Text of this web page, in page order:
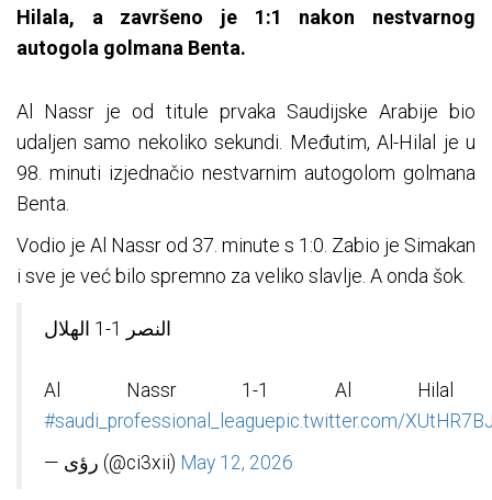
Hilala, a završeno je 1:1 nakon nestvarnog
autogola golmana Benta.
Al Nassr je od titule prvaka Saudijske Arabije bio
udaljen samo nekoliko sekundi. Međutim, Al-Hilal je u
98. minuti izjednačio nestvarnim autogolom golmana
Benta.
Vodio je Al Nassr od 37. minute s 1:0. Zabio je Simakan
i sve je već bilo spremno za veliko slavlje. A onda šok.
النصر 1-1 الهلال
Al Nassr 1-1 Al Hilal
#saudi_professional_leaguepic.twitter.com/
— رؤى (@ci3xii) May 12, 2026